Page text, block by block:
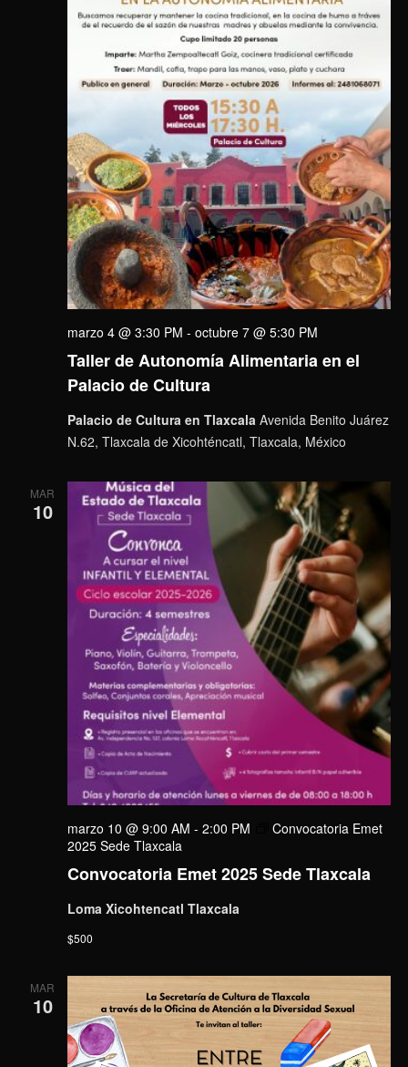
Taller de Autonomía Alimentaria en el
Palacio de Cultura
marzo 4 @ 3:30 PM - octubre 7 @ 5:30 PM
Palacio de Cultura en Tlaxcala Avenida Benito Juárez
N.62, Tlaxcala de Xicohténcatl, Tlaxcala, México
MAR
10
Convocatoria Emet 2025 Sede Tlaxcala
marzo 10 @ 9:00 AM - 2:00 PM
Convocatoria Emet
2025 Sede Tlaxcala
Loma Xicohtencatl Tlaxcala
$500
MAR
10